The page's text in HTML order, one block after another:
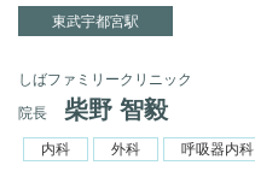
東武宇都宮駅
しばファミリークリニック
院長
柴野 智毅
内科 外科 呼吸器内科